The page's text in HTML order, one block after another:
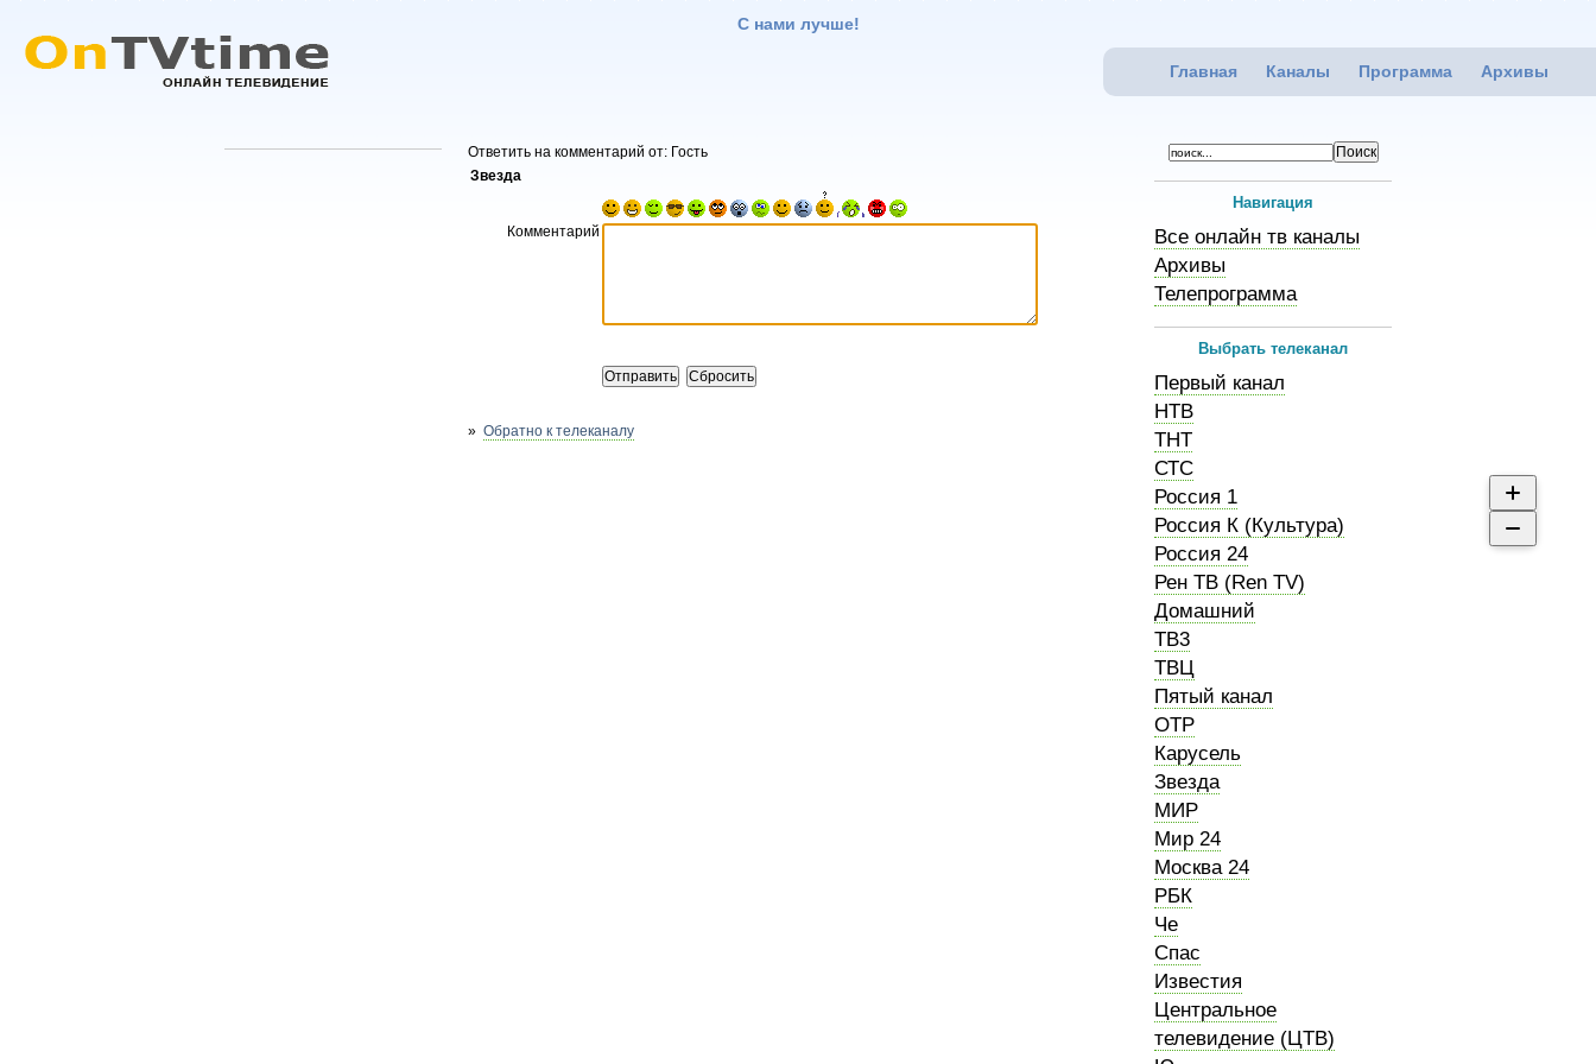
С нами лучше!
Главная Каналы Программа Архивы
Ответить на комментарий от: Гость
Звезда
Комментарий
» Обратно к телеканалу
Навигация
Все онлайн тв каналы
Архивы
Телепрограмма
Выбрать телеканал
Первый канал
НТВ
ТНТ
СТС
Россия 1
Россия К (Культура)
Россия 24
Рен ТВ (Ren TV)
Домашний
ТВ3
ТВЦ
Пятый канал
ОТР
Карусель
Звезда
МИР
Мир 24
Москва 24
РБК
Че
Спас
Известия
Центральное
телевидение (ЦТВ)